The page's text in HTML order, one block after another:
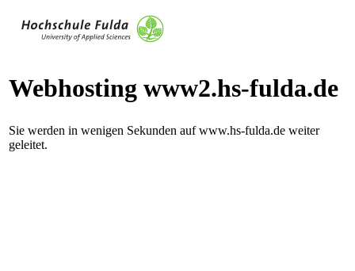
Webhosting www2.hs-fulda.de
Sie werden in wenigen Sekunden auf www.hs-fulda.de weiter
geleitet.